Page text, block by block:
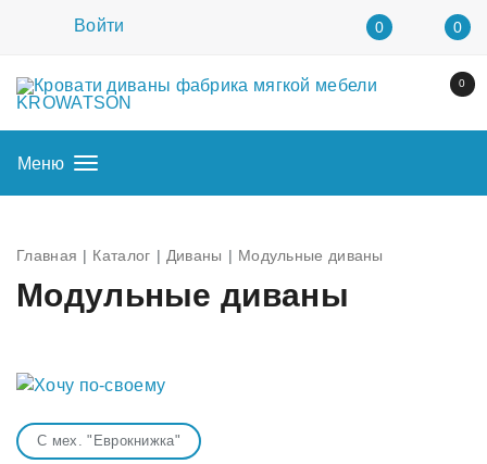
Войти 0 0
0
Меню
Главная Каталог Диваны Модульные диваны
Модульные диваны
С мех. "Еврокнижка"